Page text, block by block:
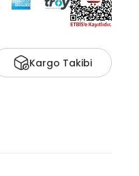
Kargo Takibi